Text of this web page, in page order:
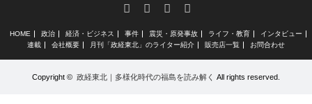
FacebookInstagram
RSS
HOME 政治 経済・ビジネス 事件 震災・原発事故 ライフ・教育
インタビュー
連載
会社概要 月刊「政経東北」のライター紹介 販売店一覧 お問合わせ
Copyright © 政経東北｜多様化時代の福島を読み解く All rights reserved.